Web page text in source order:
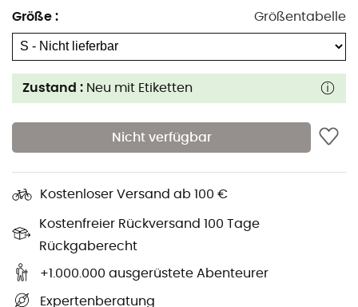
Größe : Größentabelle
Zustand : Neu mit Etiketten
Nicht verfügbar
Kostenloser Versand ab 100 €
Kostenfreier Rückversand 100 Tage
Rückgaberecht
+1.000.000 ausgerüstete Abenteurer
Expertenberatung